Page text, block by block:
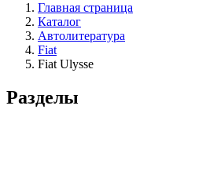
Главная страница
Каталог
Автолитература
Fiat
Fiat Ulysse
Разделы